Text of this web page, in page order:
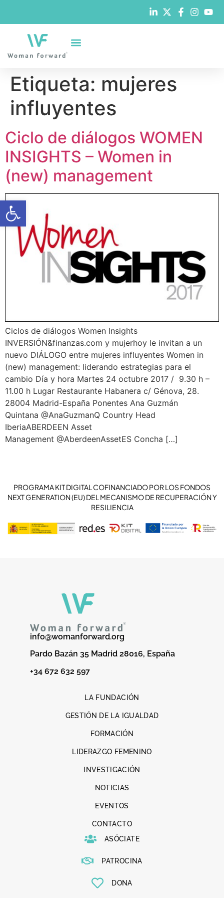
Abrir barra de herramientas
Etiqueta: mujeres
influyentes
Ciclo de diálogos WOMEN
INSIGHTS – Women in
(new) management
Ciclos de diálogos Women Insights
INVERSIÓN&finanzas.com y mujerhoy le invitan a un
nuevo DIÁLOGO entre mujeres influyentes Women in
(new) management: liderando estrategias para el
cambio Día y hora Martes 24 octubre 2017 / 9.30 h –
11.00 h Lugar Restaurante Habanera c/ Génova, 28.
28004 Madrid-España Ponentes Ana Guzmán
Quintana @AnaGuzmanQ Country Head
IberiaABERDEEN Asset
Management @AberdeenAssetES Concha […]
PROGRAMA KIT DIGITAL COFINANCIADO POR LOS FONDOS
NEXT GENERATION (EU) DEL MECANISMO DE RECUPERACIÓN Y
RESILIENCIA
info@womanforward.org
Pardo Bazán 35 Madrid 28016, España
+34 672 632 597
LA FUNDACIÓN
GESTIÓN DE LA IGUALDAD
FORMACIÓN
LIDERAZGO FEMENINO
INVESTIGACIÓN
NOTICIAS
EVENTOS
CONTACTO
ASÓCIATE
PATROCINA
DONA